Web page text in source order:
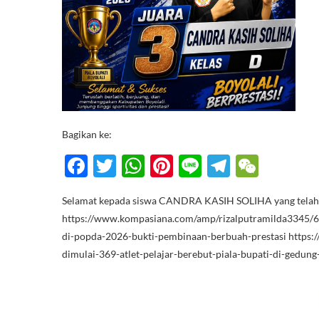
Bagikan ke:
F
e
b
o
T
itt
er
W
at
s
A
Pi
er
es
t
Li
e
T
e
gr
a
C
h
at
Selamat kepada siswa CANDRA KASIH SOLIHA yang
https://www.kompasiana.com/amp/
di-popda-2026-bukti-pembinaan-berbuah-prestasi
dimulai-369-atlet-pelajar-berebut-piala-bupati-di-gedung-